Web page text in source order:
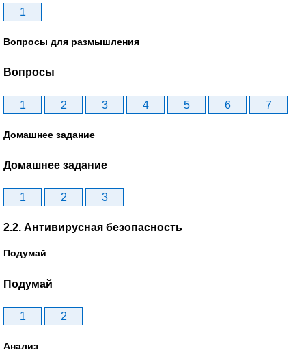
1
Вопросы для размышления
Вопросы
1 2 3 4 5 6 7
Домашнее задание
Домашнее задание
1 2 3
2.2. Антивирусная безопасность
Подумай
Подумай
1 2
Анализ